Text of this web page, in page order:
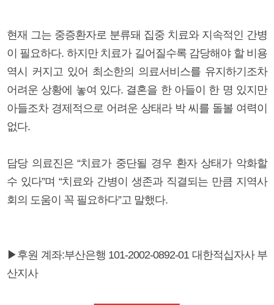
현재 그는 중증환자로 분류돼 집중 치료와 지속적인 간병
이 필요하다. 하지만 치료가 길어질수록 감당해야 할 비용
역시 커지고 있어 최소한의 의료서비스를 유지하기조차
어려운 상황에 놓여 있다. 결혼을 한 아들이 한 명 있지만
아들조차 경제적으로 어려운 상태라 박 씨를 돌볼 여력이
없다.
담당 의료진은 “치료가 중단될 경우 환자 상태가 악화할
수 있다”며 “치료와 간병이 생존과 직결되는 만큼 지역사
회의 도움이 꼭 필요하다”고 말했다.
▶후원 계좌:부산은행 101-2002-0892-01 대한적십자사 부
산지사